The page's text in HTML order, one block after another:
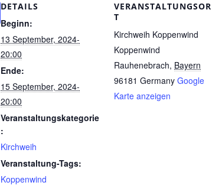
DETAILS
Beginn:
13 September, 2024-
20:00
Ende:
15 September, 2024-
20:00
Veranstaltungskategorie
:
Kirchweih
Veranstaltung-Tags:
Koppenwind
VERANSTALTUNGSOR
T
Kirchweih Koppenwind
Koppenwind
Rauhenebrach, Bayern
96181 Germany Google
Karte anzeigen